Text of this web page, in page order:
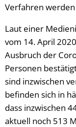
Verfahren
Laut einer
vom 14. April
Ausbruch der
Personen
sind inzwischen
befinden sich in
dass inzwischen
aktuell noch 513